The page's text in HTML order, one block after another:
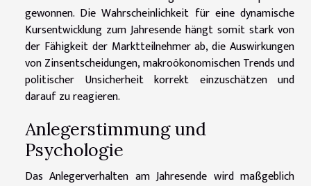
gewonnen. Die Wahrscheinlichkeit für eine dynamische
Kursentwicklung zum Jahresende hängt somit stark von
der Fähigkeit der Marktteilnehmer ab, die Auswirkungen
von Zinsentscheidungen, makroökonomischen Trends und
politischer Unsicherheit korrekt einzuschätzen und
darauf zu reagieren.
Anlegerstimmung und
Psychologie
Das Anlegerverhalten am Jahresende wird maßgeblich